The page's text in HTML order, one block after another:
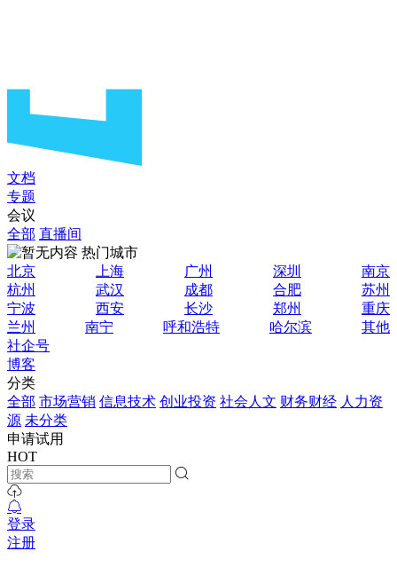
文档
专题
会议
全部 直播间
热门城市
北京
上海 广州 深圳
南京
杭州
武汉 成都 合肥
苏州
宁波
西安 长沙 郑州
重庆
兰州
南宁 呼和浩特 哈尔滨
其他
社企号
博客
分类
全部 市场营销 信息技术 创业投资 社会人文 财务财经 人力资
源 未分类
申请试用
HOT
登录
注册